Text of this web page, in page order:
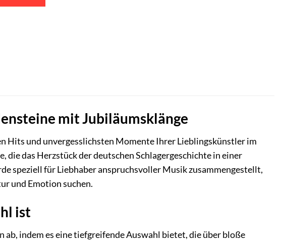
mit Jubiläumsklänge
Hits und unvergesslichsten Momente Ihrer Lieblingskünstler im
das Herzstück der deutschen Schlagergeschichte in einer
speziell für Liebhaber anspruchsvoller Musik zusammengestellt,
und Emotion suchen.
ist
indem es eine tiefgreifende Auswahl bietet, die über bloße